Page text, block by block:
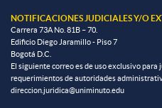
NOTIFICACIONES JUDICIALES Y/O
Carrera 73A No. 81B – 70.
Edificio Diego Jaramillo - Piso 7
Bogotá D.C.
El siguiente correo es de uso exclusivo
requerimientos de autoridades
direccion.juridica@uniminuto.edu